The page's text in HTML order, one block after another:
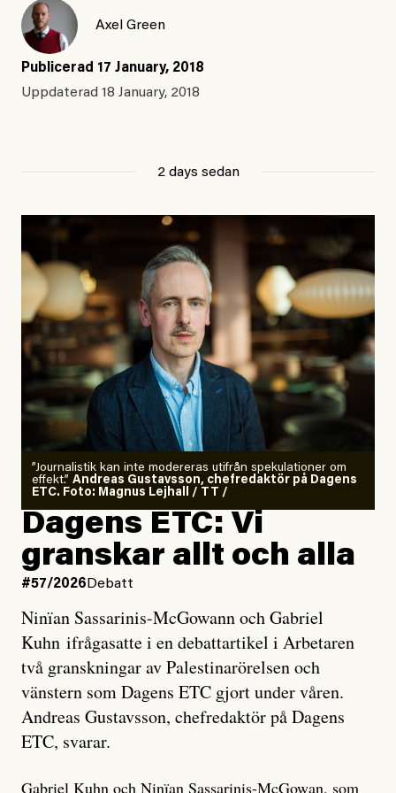
Axel Green
Publicerad 17 January, 2018
Uppdaterad 18 January, 2018
2 days sedan
”Journalistik kan inte modereras utifrån spekulationer om
effekt.” Andreas Gustavsson, chefredaktör på Dagens
ETC. Foto: Magnus Lejhall / TT /
Dagens ETC: Vi
granskar allt och alla
#57/2026 Debatt
Ninïan Sassarinis-McGowann och Gabriel
Kuhn ifrågasatte i en debattartikel i Arbetaren
två granskningar av Palestinarörelsen och
vänstern som Dagens ETC gjort under våren.
Andreas Gustavsson, chefredaktör på Dagens
ETC, svarar.
Gabriel Kuhn och Ninïan Sassarinis-McGowan, som